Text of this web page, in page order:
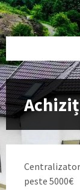
Skip
to
content
Skip
to
left
sidebar
Skip
to
footer
peste 5000€